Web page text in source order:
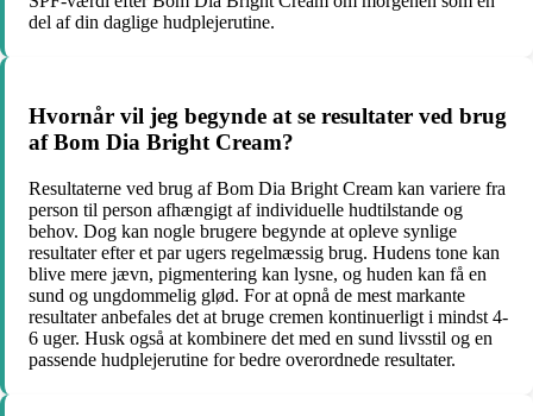
del af din daglige hudplejerutine.
Hvornår vil jeg begynde at se resultater ved brug
af Bom Dia Bright Cream?
Resultaterne ved brug af Bom Dia Bright Cream kan variere fra
person til person afhængigt af individuelle hudtilstande og
behov. Dog kan nogle brugere begynde at opleve synlige
resultater efter et par ugers regelmæssig brug. Hudens tone kan
blive mere jævn, pigmentering kan lysne, og huden kan få en
sund og ungdommelig glød. For at opnå de mest markante
resultater anbefales det at bruge cremen kontinuerligt i mindst 4-
6 uger. Husk også at kombinere det med en sund livsstil og en
passende hudplejerutine for bedre overordnede resultater.